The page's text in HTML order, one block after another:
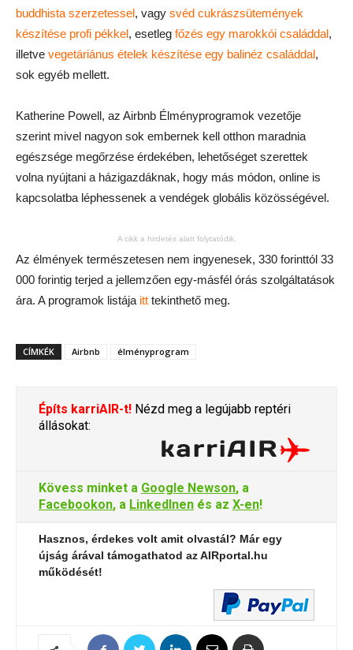
buddhista szerzetessel, vagy svéd cukrászsütemények
készítése profi pékkel, esetleg főzés egy marokkói családdal,
illetve vegetáriánus ételek készítése egy balinéz családdal,
sok egyéb mellett.
Katherine Powell, az Airbnb Élményprogramok vezetője
szerint mivel nagyon sok embernek kell otthon maradnia
egészsége megőrzése érdekében, lehetőséget szerettek
volna nyújtani a házigazdáknak, hogy más módon, online is
kapcsolatba léphessenek a vendégek globális közösségével.
A cikk a hirdetés alatt folytatódik.
Az élmények természetesen nem ingyenesek, 330 forinttól 33
000 forintig terjed a jellemzően egy-másfél órás szolgáltatások
ára. A programok listája itt tekinthető meg.
CÍMKÉK Airbnb élményprogram
Építs karriAIR-t! Nézd meg a legújabb reptéri
állásokat:
Kövess minket a Google Newson, a
Facebookon, a LinkedInen és az X-en!
Hasznos, érdekes volt amit olvastál? Már egy
újság árával támogathatod az AIRportal.hu
működését!